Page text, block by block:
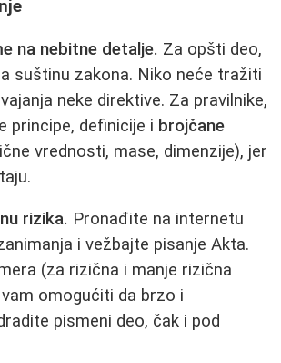
na nebitne detalje. Za opšti deo,
suštinu zakona. Niko neće tražiti
neke direktive. Za pravilnike,
principe, definicije i brojčane
vrednosti, mase, dimenzije), jer
rizika. Pronađite na internetu
i vežbajte pisanje Akta.
(za rizična i manje rizična
omogućiti da brzo i
pismeni deo, čak i pod